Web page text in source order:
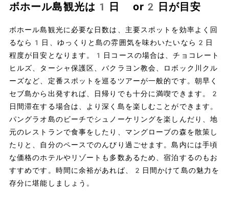
ボホール島観光は1日 or2日が目安
ボホール島観光に必要な日数は、主要スポットを効率よく回
るなら1日、ゆっくりと島の雰囲気を味わいたいなら2日
程度が目安となります。1日コースの場合は、チョコレート
ヒルズ、ターシャ保護区、バクラヨン教会、ロボック川クル
ーズなど、定番スポットを巡るツアーが一般的です。朝早く
セブ島から出発すれば、日帰りでも十分に満喫できます。2
日間滞在する場合は、より深く島を楽しむことができます。
パングラオ島のビーチでシュノーケリングを楽しんだり、地
元のレストランで食事をしたり、マングローブの森を散策し
たりと、自分のペースでのんびり過ごせます。島内には手頃
な価格のホテルやリゾートも多数あるため、宿泊するのもお
すすめです。時間に余裕があれば、2日間かけて島の魅力を
存分に堪能しましょう。